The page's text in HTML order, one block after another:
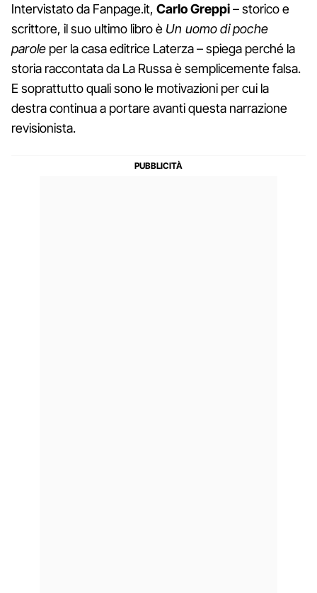
Intervistato da Fanpage.it, Carlo Greppi– storico e
scrittore, il suo ultimo libro è Un uomo di poche
parole per la casa editrice Laterza – spiega perché la
storia raccontata da La Russa è semplicemente falsa.
E soprattutto quali sono le motivazioni per cui la
destra continua a portare avanti questa narrazione
revisionista.